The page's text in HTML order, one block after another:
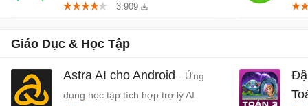
3.909
Giáo Dục & Học Tập
Astra AI cho Android - Ứng
dụng học tập tích hợp trợ lý AI